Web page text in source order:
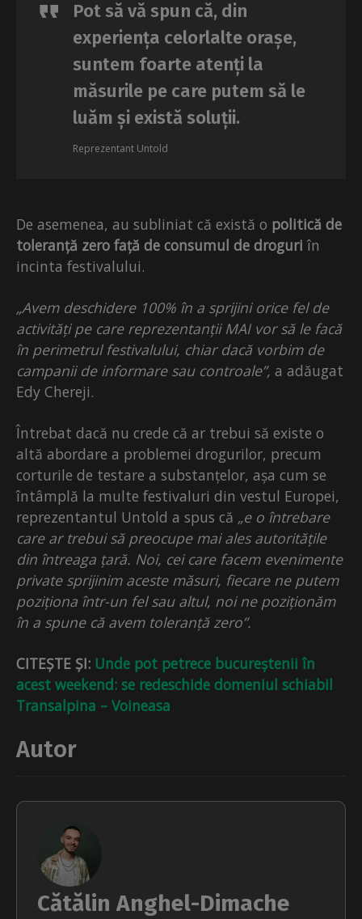
Pot să vă spun că, din
experiența celorlalte orașe,
suntem foarte atenți la
măsurile pe care putem să le
luăm și există soluții.
Reprezentant Untold
De asemenea, au subliniat că există o politică de
toleranță zero față de consumul de droguri în
incinta festivalului.
„Avem deschidere 100% în a sprijini orice fel de
activități pe care reprezentanții MAI vor să le facă
în perimetrul festivalului, chiar dacă vorbim de
campanii de informare sau controale”, a adăugat
Edy Chereji.
Întrebat dacă nu crede că ar trebui să existe o
altă abordare a problemei drogurilor, precum
corturile de testare a substanțelor, așa cum se
întâmplă la multe festivaluri din vestul Europei,
reprezentantul Untold a spus că „e o întrebare
care ar trebui să preocupe mai ales autoritățile
din întreaga țară. Noi, cei care facem evenimente
private sprijinim aceste măsuri, fiecare ne putem
poziționa într-un fel sau altul, noi ne poziționăm
în a spune că avem toleranță zero”.
CITEȘTE ȘI: Unde pot petrece bucureștenii în
acest weekend: se redeschide domeniul schiabil
Transalpina – Voineasa
Autor
Cătălin Anghel-Dimache